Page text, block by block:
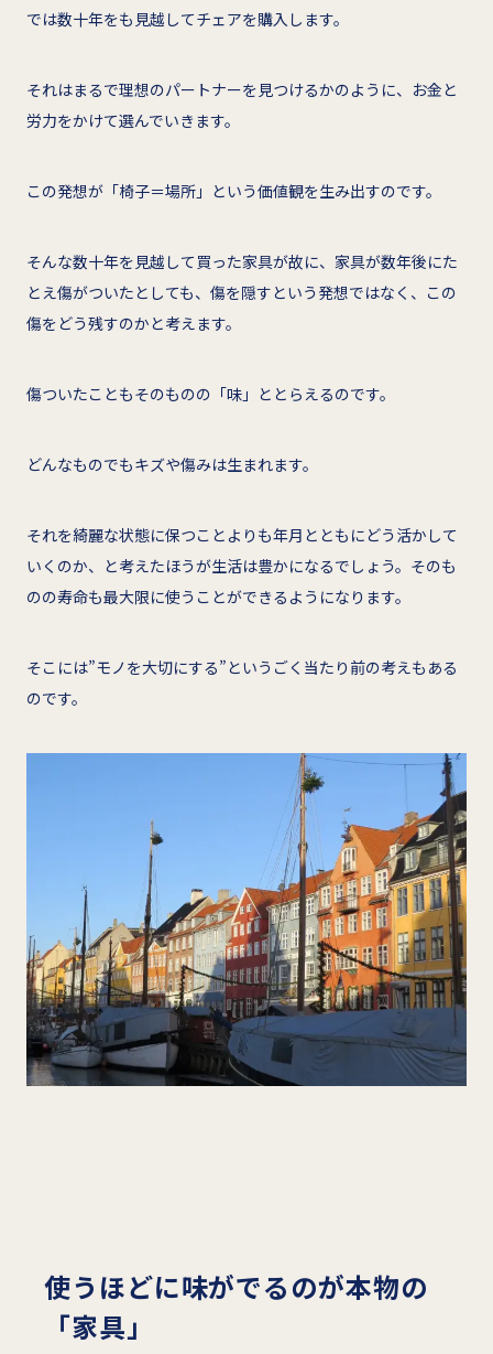
では数十年をも見越してチェアを購入します。
それはまるで理想のパートナーを見つけるかのように、お金と
労力をかけて選んでいきます。
この発想が「椅子＝場所」という価値観を生み出すのです。
そんな数十年を見越して買った家具が故に、家具が数年後にた
とえ傷がついたとしても、傷を隠すという発想ではなく、この
傷をどう残すのかと考えます。
傷ついたこともそのものの「味」ととらえるのです。
どんなものでもキズや傷みは生まれます。
それを綺麗な状態に保つことよりも年月とともにどう活かして
いくのか、と考えたほうが生活は豊かになるでしょう。そのも
のの寿命も最大限に使うことができるようになります。
そこには”モノを大切にする”というごく当たり前の考えもある
のです。
使うほどに味がでるのが本物の
「家具」